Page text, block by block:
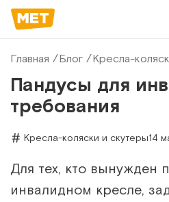
Главная Блог Кресла-
Пандусы для
требования
Кресла-коляски и скутеры14
Для тех, кто вынужден
инвалидном кресле,